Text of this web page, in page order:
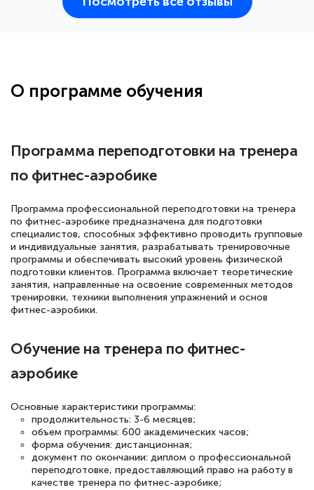
большое количество методических
Знаток города 5 уровня
18 марта 2026
Выражаю благодарность за курс
повышения квалификации "Эксперт ЕГЭ по
русскому языку и литературе". Много
подготовиться к тестированию. Это
книги, методические рекомендации,
достаточно. Курс помогает пройти
аттестацию в школе. Спасибо!
О программе обучения
Программа переподготовки на тренера
по фитнес-аэробике
Программа профессиональной переподготовки на тренера
по фитнес-аэробике предназначена для подготовки
специалистов, способных эффективно проводить групповые
и индивидуальные занятия, разрабатывать тренировочные
программы и обеспечивать высокий уровень физической
подготовки клиентов. Программа включает теоретические
занятия, направленные на освоение современных методов
тренировки, техники выполнения упражнений и основ
фитнес-аэробики.
Обучение на тренера по фитнес-
аэробике
Основные характеристики программы:
продолжительность: 3-6 месяцев;
объем программы: 600 академических часов;
форма обучения: дистанционная;
документ по окончании: диплом о профессиональной
переподготовке, предоставляющий право на работу в
качестве тренера по фитнес-аэробике;